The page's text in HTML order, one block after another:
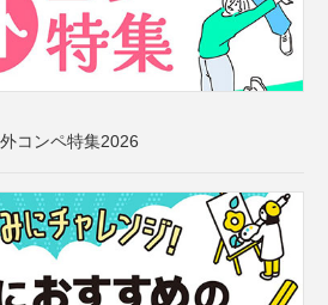
コンペ特集2026